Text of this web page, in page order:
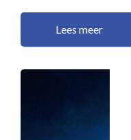
Lees meer